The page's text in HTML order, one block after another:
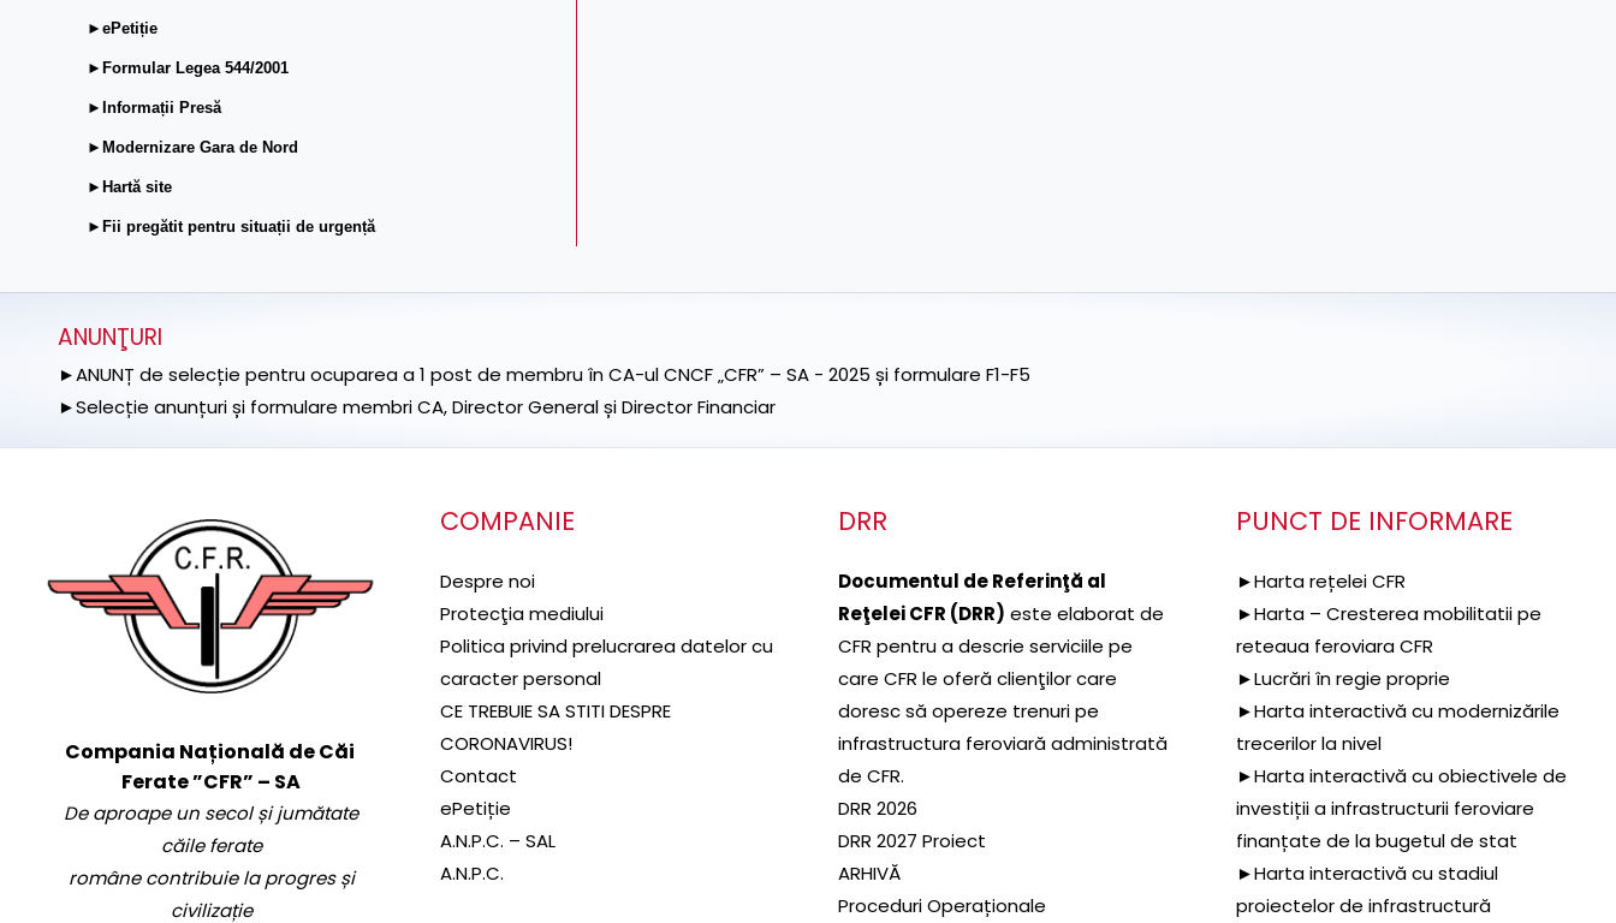
►ePetiție
►Formular Legea 544/2001
►Informații Presă
►Modernizare Gara de Nord
►Hartă site
►Fii pregătit pentru situații de urgență
ANUNŢURI
►ANUNȚ de selecție pentru ocuparea a 1 post de membru în CA-ul CNCF „CFR” – SA - 2025 și formulare F1-F5
►Selecție anunțuri și formulare membri CA, Director General și Director Financiar
Compania Națională de Căi
Ferate ”CFR” – SA
De aproape un secol și jumătate
căile ferate
române contribuie la progres și
civilizație
COMPANIE
Despre noi
Protecţia mediului
Politica privind prelucrarea datelor cu
caracter personal
CE TREBUIE SA STITI DESPRE
CORONAVIRUS!
Contact
ePetiție
A.N.P.C. – SAL
A.N.P.C.
DRR
Documentul de Referinţă al
Reţelei CFR (DRR) este elaborat de
CFR pentru a descrie serviciile pe
care CFR le oferă clienţilor care
doresc să opereze trenuri pe
infrastructura feroviară administrată
de CFR.
DRR 2026
DRR 2027 Proiect
ARHIVĂ
Proceduri Operaționale
PUNCT DE INFORMARE
►Harta rețelei CFR
►Harta – Cresterea mobilitatii pe
reteaua feroviara CFR
►Lucrări în regie proprie
►Harta interactivă cu modernizările
trecerilor la nivel
►Harta interactivă cu obiectivele de
investiții a infrastructurii feroviare
finanțate de la bugetul de stat
►Harta interactivă cu stadiul
proiectelor de infrastructură